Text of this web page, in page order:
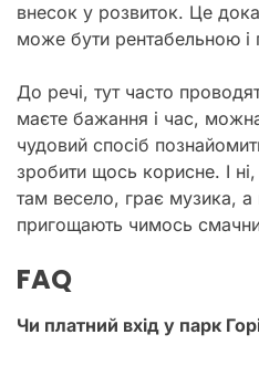
внесок у розвиток. Це
може бути рентабельною і
До речі, тут часто
маєте бажання і час,
чудовий спосіб
зробити щось корисне. І
там весело, грає музика, а
пригощають чимось
FAQ
Чи платний вхід у парк